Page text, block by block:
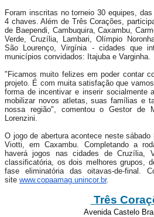
Foram inscritas no torneio 30 equipes,
4 chaves. Além de Três Corações,
de Baependi, Cambuquira, Caxambu,
Verde, Cruzília, Lambari, Olímpio
São Lourenço, Virgínia - cidades que
municípios convidados: Itajuba e Varginha.
"Ficamos muito felizes em poder contar
projeto. É com muita satisfação que
forma de incentivar e inserir socialmente
mobilizar novos atletas, suas famílias e
nossa região", comentou o Gestor de
Lorenzini.
O jogo de abertura acontece neste
Viotti, em Caxambu. Completando a
haverá jogos nas cidades de Cruzília,
classificatória, os dois melhores grupos,
fase eliminatória das oitavas-de-final.
site www.copaamag.unincor.br.
Três
Avenida Castelo